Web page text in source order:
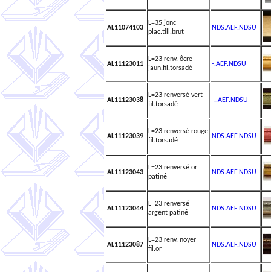
AL11074103
L=35 jonc
plac.till.brut
NDS.AEF.NDSU
AL11123011
L=23 renv. ôcre
jaun.fil.torsadé
-.AEF.NDSU
AL11123038
L=23 renversé vert
fil.torsadé
-..AEF.NDSU
AL11123039
L=23 renversé rouge
fil.torsadé
NDS.AEF.NDSU
AL11123043
L=23 renversé or
patiné
NDS.AEF.NDSU
AL11123044
L=23 renversé
argent patiné
NDS.AEF.NDSU
AL11123087
L=23 renv. noyer
fil.or
NDS.AEF.NDSU